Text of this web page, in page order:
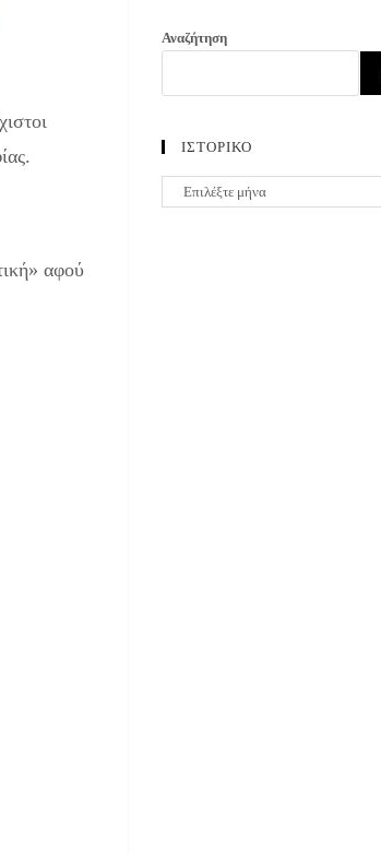
αφού
Αναζήτηση
ΙΣΤΟΡΙΚΟ
ΙΣΤΟΡΙΚΟ